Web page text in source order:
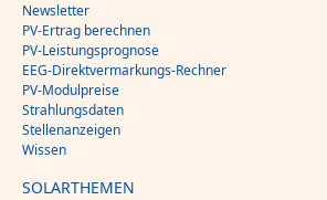
Newsletter
PV-Ertrag berechnen
PV-Leistungsprognose
EEG-Direktvermarkungs-Rechner
PV-Modulpreise
Strahlungsdaten
Stellenanzeigen
Wissen
SOLARTHEMEN